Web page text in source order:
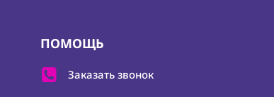
ПОМОЩЬ
Заказать звонок